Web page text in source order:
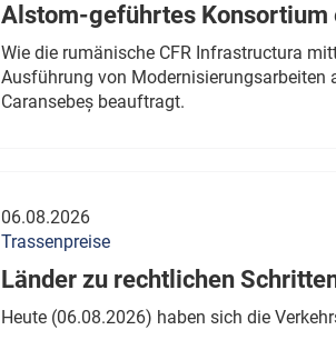
Alstom-geführtes
Wie die rumänische CFR Infrastructura
Ausführung von Modernisierungsarbeiten
Caransebeș beauftragt.
06.08.2026
Trassenpreise
Länder zu rechtlichen
Heute (06.08.2026) haben sich die